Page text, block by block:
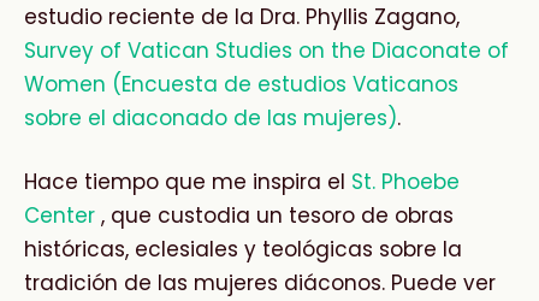
estudio reciente de la Dra. Phyllis Zagano,
Survey of Vatican Studies on the Diaconate of
Women (Encuesta de estudios Vaticanos
sobre el diaconado de las mujeres).
Hace tiempo que me inspira el St. Phoebe
Center , que custodia un tesoro de obras
históricas, eclesiales y teológicas sobre la
tradición de las mujeres diáconos. Puede ver